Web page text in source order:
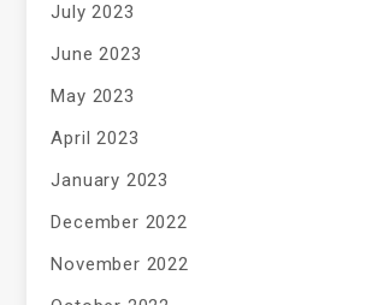
July 2023
June 2023
May 2023
April 2023
January 2023
December 2022
November 2022